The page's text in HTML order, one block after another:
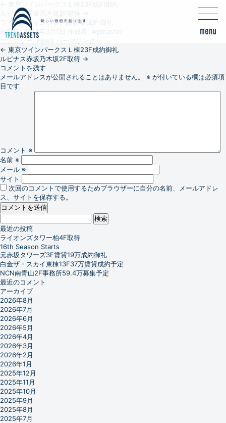
ルピナス赤坂乃木坂2F取得
ライオンズマンション西荻4F成約御礼
投稿日: 2014年3月1日
カテゴリー:news
← 東京ツインパークスＬ棟23F成約御礼
ルピナス赤坂乃木坂2F取得 →
コメントを残す
メールアドレスが公開されることはありません。
※ が付いている欄は必須項
目です
コメント ※
名前 ※
メール ※
サイト
次回のコメントで使用するためブラウザーに自分の名前、メールアドレ
ス、サイトを保存する。
検
索:
最近の投稿
ライオンズタワー柏4F取得
16th Season Starts
元赤坂タワーズ3F賃貸19万成約御礼
白金ザ・スカイ東棟13F37万賃貸成約予定
NCN南青山2F事務所59.4万募集予定
最近のコメント
アーカイブ
2026年8月
2026年7月
2026年6月
2026年5月
2026年4月
2026年3月
2026年2月
2026年1月
2025年12月
2025年11月
2025年10月
2025年9月
2025年8月
2025年7月